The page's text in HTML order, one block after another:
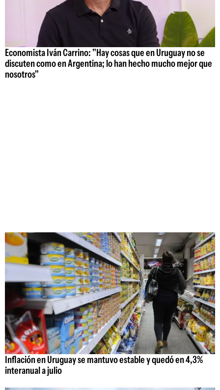
Economista Iván Carrino: "Hay cosas que en Uruguay no se
discuten como en Argentina; lo han hecho mucho mejor que
nosotros"
Inflación en Uruguay se mantuvo estable y quedó en 4,3%
interanual a julio